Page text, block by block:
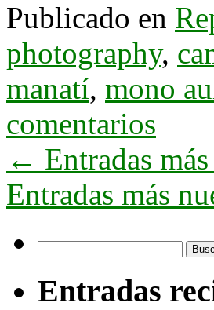
Publicado en
photography,
manatí, mono
comentarios
← Entradas
Entradas más
Entradas